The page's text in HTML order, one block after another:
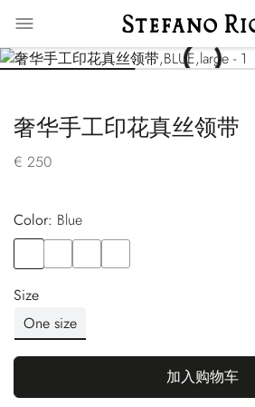
奢华手工印花真丝领带
€ 250
Color:
blue
Size
One size
加入购物车